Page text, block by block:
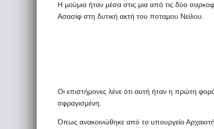
Η μούμια ήταν μέσα στις μια από τις δύο
Ασασίφ στη δυτική ακτή του ποταμου Νείλου.
Οι επιστήμονες λένε ότι αυτή ήταν η πρώτη
σφραγισμένη.
Όπως ανακοινώθηκε από το υπουργείο